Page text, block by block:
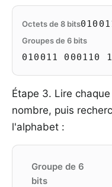
Octets de 8 bits
Groupes de 6 bits
010011 000110
Étape 3. Lire
nombre, puis
l'alphabet :
Groupe de 6
bits